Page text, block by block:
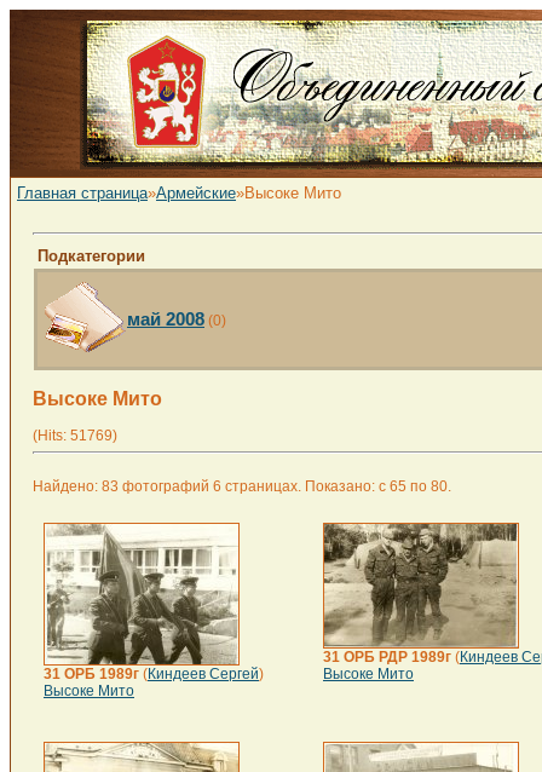
Главная страница»Армейские»Высоке Мито
Подкатегории
май 2008 (0)
Высоке Мито
(Hits: 51769)
Найдено: 83 фотографий 6 страницах. Показано: с 65 по 80.
31 ОРБ 1989г (Киндеев Сергей)
Высоке Мито
31 ОРБ РДР 1989г (Киндеев
Высоке Мито